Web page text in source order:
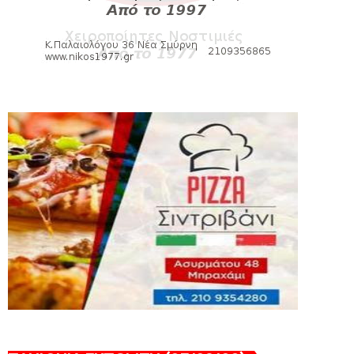
Νίκη Βόλου - Πανιώνιος
HEADLINES
KARA TALKS
«Kara Talks» LIVE: Παρασκευή στις 21:00
August 06, 2026